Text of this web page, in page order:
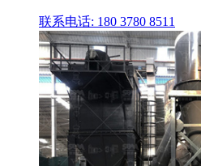
联系电话: 180 3780 8511